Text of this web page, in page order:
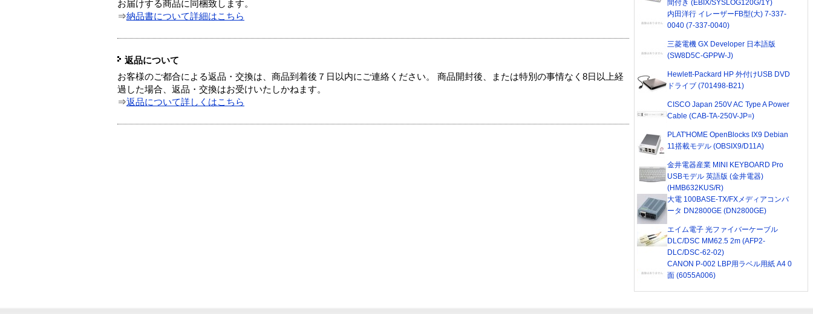
お届けする商品に同梱致します。
⇒納品書について詳細はこちら
返品について
お客様のご都合による返品・交換は、商品到着後７日以内にご連絡ください。 商品開封後、または特別の事情なく8日以上経
過した場合、返品・交換はお受けいたしかねます。
⇒返品について詳しくはこちら
間付き (EBIX/SYSLOG120G/1Y)
内田洋行 イレーザーFB型(大) 7-337-
0040 (7-337-0040)
三菱電機 GX Developer 日本語版
(SW8D5C-GPPW-J)
Hewlett-Packard HP 外付けUSB DVD
ドライブ (701498-B21)
CISCO Japan 250V AC Type A Power
Cable (CAB-TA-250V-JP=)
PLAT'HOME OpenBlocks IX9 Debian
11搭載モデル (OBSIX9/D11A)
金井電器産業 MINI KEYBOARD Pro
USBモデル 英語版 (金井電器)
(HMB632KUS/R)
大電 100BASE-TX/FXメディアコンバ
ータ DN2800GE (DN2800GE)
エイム電子 光ファイバーケーブル
DLC/DSC MM62.5 2m (AFP2-
DLC/DSC-62-02)
CANON P-002 LBP用ラベル用紙 A4 0
面 (6055A006)